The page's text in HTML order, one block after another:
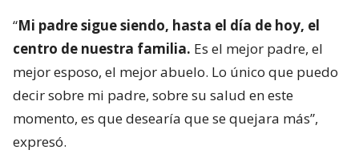
“Mi padre sigue siendo, hasta el día de hoy, el
centro de nuestra familia. Es el mejor padre, el
mejor esposo, el mejor abuelo. Lo único que puedo
decir sobre mi padre, sobre su salud en este
momento, es que desearía que se quejara más”,
expresó.